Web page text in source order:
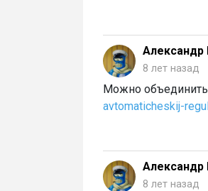
Александр
8 лет назад
Можно объединить
avtomaticheskij-
Александр
8 лет назад